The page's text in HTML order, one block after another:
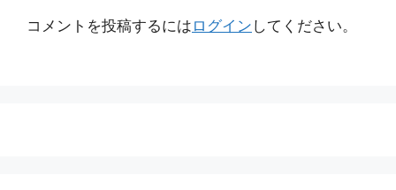
コメントを投稿するには ログイン してください。